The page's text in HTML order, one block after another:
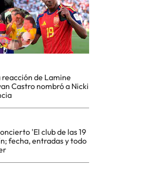
Medios comunicación
reacción de Lamine
Castro nombró a Nicki
'El club de las 19
fecha, entradas y todo